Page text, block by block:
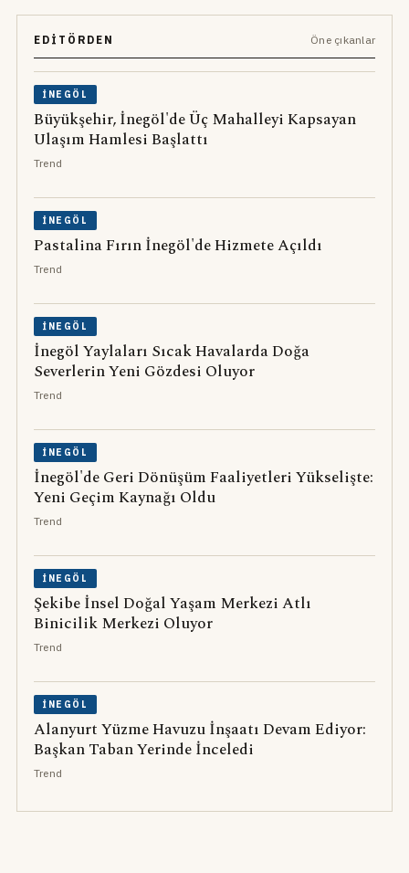
EDITÖRDEN Öne çıkanlar
İNEGÖL
Büyükşehir, İnegöl'de Üç Mahalleyi Kapsayan
Ulaşım Hamlesi Başlattı
Trend
İNEGÖL
Pastalina Fırın İnegöl'de Hizmete Açıldı
Trend
İNEGÖL
İnegöl Yaylaları Sıcak Havalarda Doğa
Severlerin Yeni Gözdesi Oluyor
Trend
İNEGÖL
İnegöl'de Geri Dönüşüm Faaliyetleri Yükselişte:
Yeni Geçim Kaynağı Oldu
Trend
İNEGÖL
Şekibe İnsel Doğal Yaşam Merkezi Atlı
Binicilik Merkezi Oluyor
Trend
İNEGÖL
Alanyurt Yüzme Havuzu İnşaatı Devam Ediyor:
Başkan Taban Yerinde İnceledi
Trend